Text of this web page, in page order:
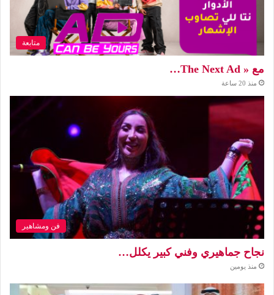
متابعة
مع « The Next Ad…
منذ 20 ساعة
فن ومشاهير
نجاح جماهيري وفني كبير يكلل…
منذ يومين